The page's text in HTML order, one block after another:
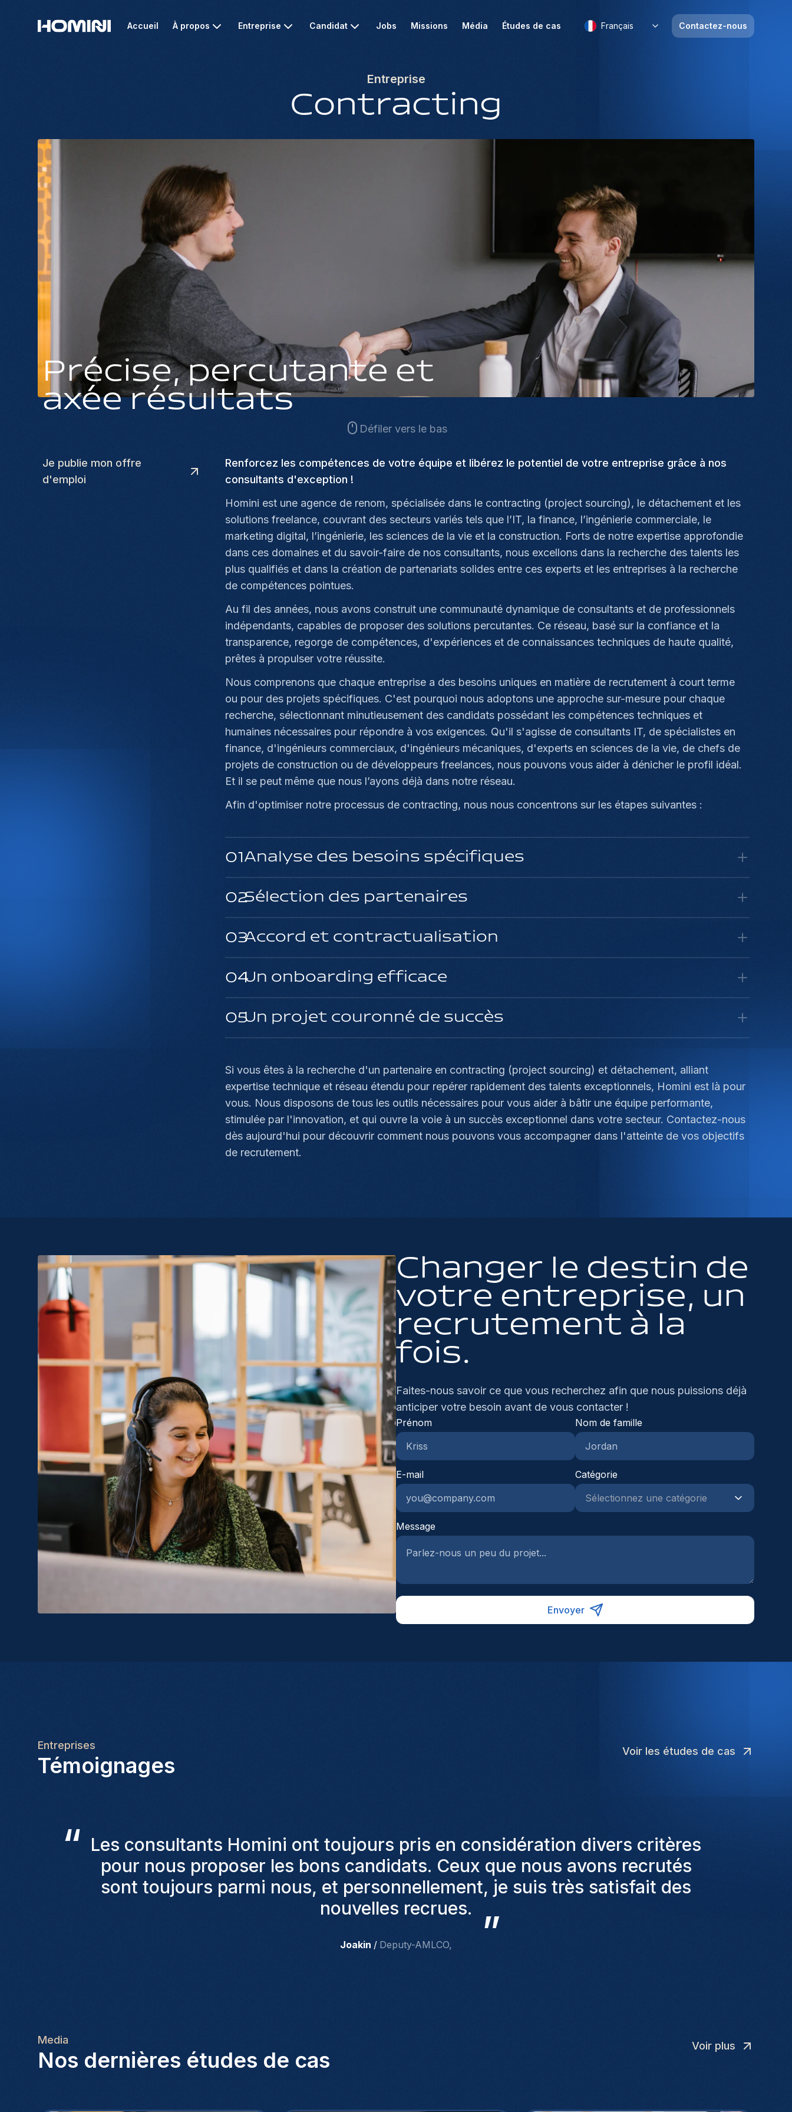
Accueil À propos Entreprise Candidat Jobs Missions Média Études de cas Français Contactez-nous
Entreprise
Contracting
Précise, percutante et
axée résultats
Défiler vers le bas
Je publie mon offre
d'emploi
Renforcez les compétences de votre équipe et libérez le potentiel de votre entreprise grâce à nos
consultants d'exception !
Homini est une agence de renom, spécialisée dans le contracting (project sourcing), le détachement et les
solutions freelance, couvrant des secteurs variés tels que l’IT, la finance, l’ingénierie commerciale, le
marketing digital, l’ingénierie, les sciences de la vie et la construction. Forts de notre expertise approfondie
dans ces domaines et du savoir-faire de nos consultants, nous excellons dans la recherche des talents les
plus qualifiés et dans la création de partenariats solides entre ces experts et les entreprises à la recherche
de compétences pointues.
Au fil des années, nous avons construit une communauté dynamique de consultants et de professionnels
indépendants, capables de proposer des solutions percutantes. Ce réseau, basé sur la confiance et la
transparence, regorge de compétences, d'expériences et de connaissances techniques de haute qualité,
prêtes à propulser votre réussite.
Nous comprenons que chaque entreprise a des besoins uniques en matière de recrutement à court terme
ou pour des projets spécifiques. C'est pourquoi nous adoptons une approche sur-mesure pour chaque
recherche, sélectionnant minutieusement des candidats possédant les compétences techniques et
humaines nécessaires pour répondre à vos exigences. Qu'il s'agisse de consultants IT, de spécialistes en
finance, d'ingénieurs commerciaux, d'ingénieurs mécaniques, d'experts en sciences de la vie, de chefs de
projets de construction ou de développeurs freelances, nous pouvons vous aider à dénicher le profil idéal.
Et il se peut même que nous l’ayons déjà dans notre réseau.
Afin d'optimiser notre processus de contracting, nous nous concentrons sur les étapes suivantes :
01Analyse des besoins spécifiques
02Sélection des partenaires
03Accord et contractualisation
04Un onboarding efficace
05Un projet couronné de succès
Si vous êtes à la recherche d'un partenaire en contracting (project sourcing) et détachement, alliant
expertise technique et réseau étendu pour repérer rapidement des talents exceptionnels, Homini est là pour
vous. Nous disposons de tous les outils nécessaires pour vous aider à bâtir une équipe performante,
stimulée par l'innovation, et qui ouvre la voie à un succès exceptionnel dans votre secteur. Contactez-nous
dès aujourd'hui pour découvrir comment nous pouvons vous accompagner dans l'atteinte de vos objectifs
de recrutement.
Changer le destin de
votre entreprise, un
recrutement à la
fois.
Faites-nous savoir ce que vous recherchez afin que nous puissions déjà
anticiper votre besoin avant de vous contacter !
Prénom Nom de famille
E-mail Catégorie
Message
Envoyer
Entreprises
Témoignages
Voir les études de cas
“ Les résultats sont remarquables ! En seulement 3 à 4 ans, nous avons
signé plus de 20 contrats. Homini met à disposition un moyen fluide pour
entrer en contact avec les candidats à travers divers canaux. ”